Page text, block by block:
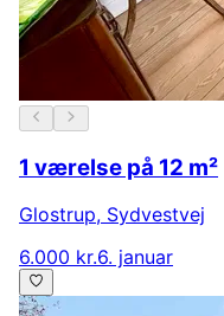
1 værelse på 12 m²
Glostrup, Sydvestvej
6.000 kr.6. januar